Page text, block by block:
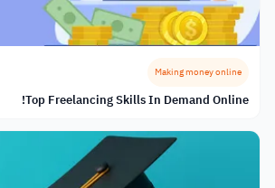
Making money online
Top Freelancing Skills In Demand Online!